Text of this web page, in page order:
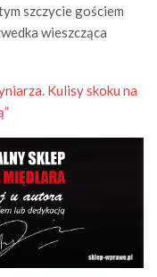
szczycie gościem
wieszcząca
Kulisy skoku na